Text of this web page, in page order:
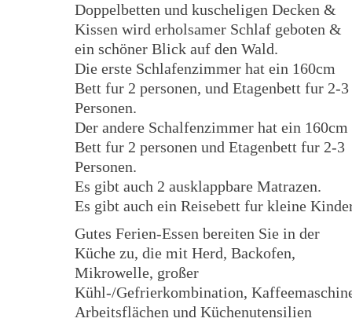
Doppelbetten und kuscheligen Decken &
Kissen wird erholsamer Schlaf geboten &
ein schöner Blick auf den Wald.
Die erste Schlafenzimmer hat ein 160cm
Bett fur 2 personen, und Etagenbett fur 2-3
Personen.
Der andere Schalfenzimmer hat ein 160cm
Bett fur 2 personen und Etagenbett fur 2-3
Personen.
Es gibt auch 2 ausklappbare Matrazen.
Es gibt auch ein Reisebett fur kleine
Gutes Ferien-Essen bereiten Sie in der
Küche zu, die mit Herd, Backofen,
Mikrowelle, großer
Kühl-/Gefrierkombination,
Arbeitsflächen und Küchenutensilien